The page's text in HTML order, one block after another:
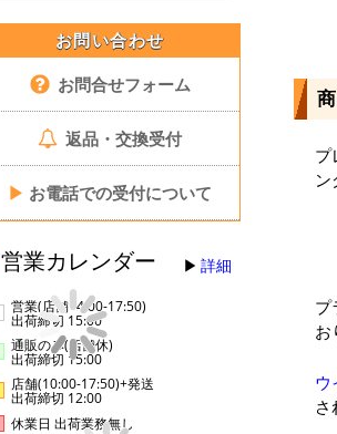
お問い合わせ
お問合せフォーム
返品・交換受付
▶ お電話での受付について
営業カレンダー 詳細
営業(店舗14:00-17:50)
出荷締切 15:00
通販のみ(店舗休)
出荷締切 15:00
店舗(10:00-17:50)+発送
出荷締切 12:00
休業日 出荷業務無し
プ
ン
プ
お
ウ
さ